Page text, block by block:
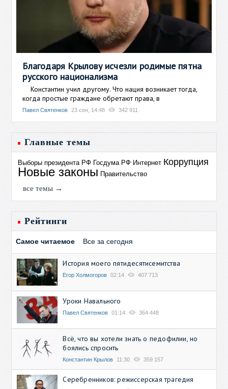
Благодаря Крылову исчезли родимые пятна
русского национализма
Константин учил другому. Что нация возникает тогда,
когда простые граждане обретают права, в
Павел Святенков 23 сен, 14:48 342 911
Главные темы
Выборы президента РФ Госдума РФ Интернет Коррупция
Новые законы Правительство
все темы →
Рейтинги
Самое читаемое Все за сегодня
История моего пятидесятисемитства
Егор Холмогоров 02:14 407 713
Уроки Навального
Павел Святенков 01:14 364 448
Всё, что вы хотели знать о педофилии, но
боялись спросить
Константин Крылов 11:30 359 157
Серебренников: режиссерская трагедия